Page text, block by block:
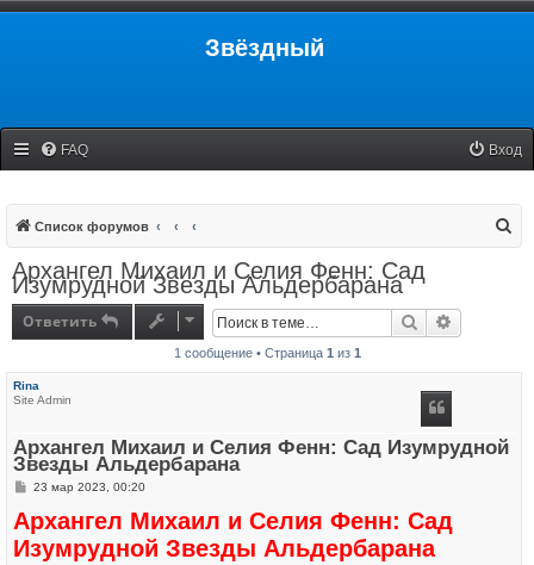
Звёздный
FAQ Вход
Список форумов
Архангел Михаил и Селия Фенн: Сад
Изумрудной Звезды Альдербарана
Ответить Поиск
1 сообщение • Страница 1 из 1
Rina
Site Admin
Архангел Михаил и Селия Фенн: Сад Изумрудной
Звезды Альдербарана
С
о
б
щ
е
23 мар 2023, 00:20
Архангел Михаил и Селия Фенн: Сад
Изумрудной Звезды Альдербарана